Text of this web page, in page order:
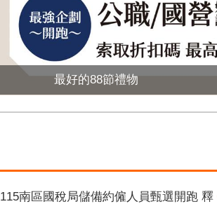
最好的88節禮物
115南區國稅局儲備約僱人員甄選開跑 釋